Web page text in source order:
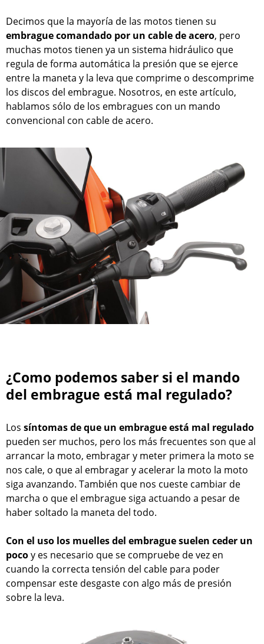
Decimos que la mayoría de las motos tienen su
embrague comandado por un cable de acero, pero
muchas motos tienen ya un sistema hidráulico que
regula de forma automática la presión que se ejerce
entre la maneta y la leva que comprime o descomprime
los discos del embrague. Nosotros, en este artículo,
hablamos sólo de los embragues con un mando
convencional con cable de acero.
¿Como podemos saber si el mando
del embrague está mal regulado?
Los síntomas de que un embrague está mal regulado
pueden ser muchos, pero los más frecuentes son que al
arrancar la moto, embragar y meter primera la moto se
nos cale, o que al embragar y acelerar la moto la moto
siga avanzando. También que nos cueste cambiar de
marcha o que el embrague siga actuando a pesar de
haber soltado la maneta del todo.
Con el uso los muelles del embrague suelen ceder un
pocoy es necesario que se compruebe de vez en
cuando la correcta tensión del cable para poder
compensar este desgaste con algo más de presión
sobre la leva.